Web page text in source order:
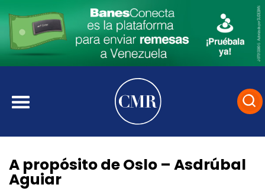
A propósito de Oslo – Asdrúbal
Aguiar